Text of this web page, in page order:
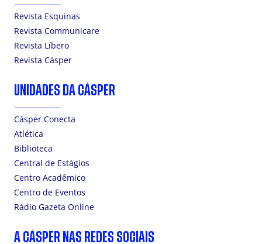
Revista Esquinas
Revista Communicare
Revista Líbero
Revista Cásper
UNIDADES DA CÁSPER
Cásper Conecta
Atlética
Biblioteca
Central de Estágios
Centro Acadêmico
Centro de Eventos
Rádio Gazeta Online
A CÁSPER NAS REDES SOCIAIS